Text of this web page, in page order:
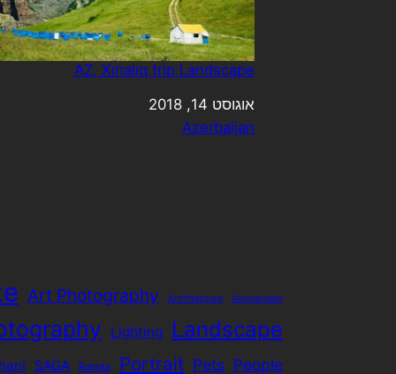
AZ, Xınalıq trip Landscape
תאריך
אוגוסט 14, 2018
בהקשר ל-
Azerbaijan
Amsterdam
Architecture
Art Photography
Landscape
Lighting
People
Pets
Portrait
Ramla
SAGA